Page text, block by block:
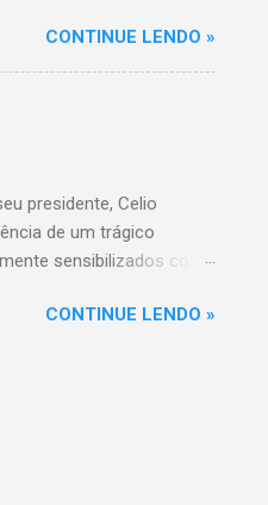
Com a aquisição,
BH, acompanhando o
CONTINUE LENDO »
presidente, Celio
de um trágico
sensibilizados com
dedicação e espírito
CONTINUE LENDO »